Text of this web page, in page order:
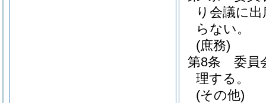
り会議に
らない。
(庶務)
第8条
委員
理する。
(その他)